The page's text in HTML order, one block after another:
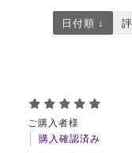
日付順 ↓
ご購入者様
購入確認済み